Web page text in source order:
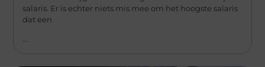
salaris. Er is echter niets mis mee om het hoogste salaris
dat een
...